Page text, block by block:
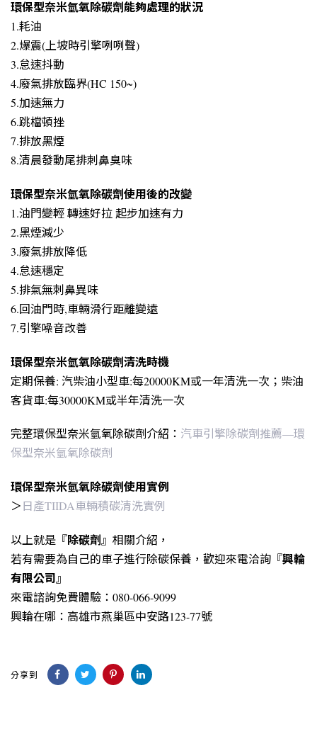
環保型奈米氫氧除碳劑能夠處理的狀況
1.耗油
2.爆震(上坡時引擎咧咧聲)
3.怠速抖動
4.廢氣排放臨界(HC 150~)
5.加速無力
6.跳檔頓挫
7.排放黑煙
8.清晨發動尾排刺鼻臭味
環保型奈米氫氧除碳劑使用後的改變
1.油門變輕 轉速好拉 起步加速有力
2.黑煙減少
3.廢氣排放降低
4.怠速穩定
5.排氣無刺鼻異味
6.回油門時,車輛滑行距離變遠
7.引擎噪音改善
環保型奈米氫氧除碳劑清洗時機
定期保養: 汽柴油小型車:每20000KM或一年清洗一次；柴油
客貨車:每30000KM或半年清洗一次
完整環保型奈米氫氧除碳劑介紹： 汽車引擎除碳劑推薦—環
保型奈米氫氧除碳劑
環保型奈米氫氧除碳劑使用實例
＞日產TIIDA車輛積碳清洗實例
以上就是『除碳劑』相關介紹，
若有需要為自己的車子進行除碳保養，歡迎來電洽詢『興輪
有限公司』
來電諮詢免費體驗：080-066-9099
興輪在哪：高雄市燕巢區中安路123-77號
分享到